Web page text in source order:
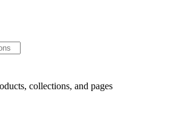
collections, and pages